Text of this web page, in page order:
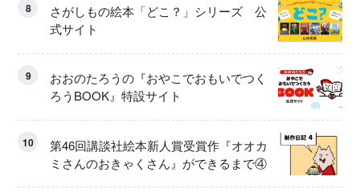
8
さがしもの絵本「どこ？」シリーズ 公
式サイト
9
おおのたろうの『おやこでおもいでつく
ろうBOOK』特設サイト
10
第46回講談社絵本新人賞受賞作『オオカ
ミさんのおきゃくさん』ができるまで④